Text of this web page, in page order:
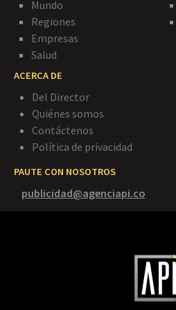
Mundo
Regiones
Empresas
Salud
ACERCA DE
Del Director
Quiénes somos
Contáctenos
Política de privacidad
PAUTE CON NOSOTROS
publicidad@agenciapi.co